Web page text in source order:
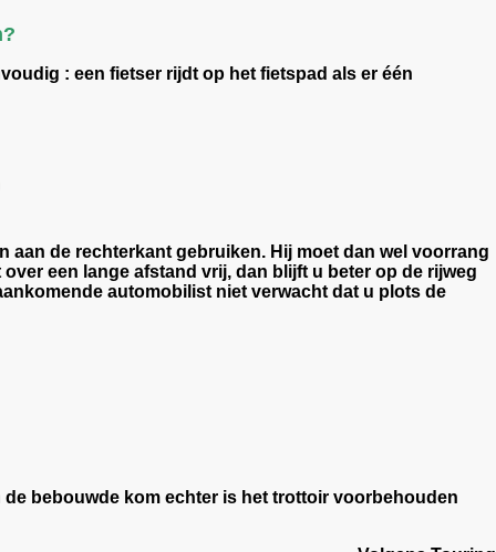
: een fietser rijdt op het fietspad als er één
aan de rechterkant gebruiken. Hij moet dan wel voorrang
een lange afstand vrij, dan blijft u beter op de rijweg
automobilist niet verwacht dat u plots de
bebouwde kom echter is het trottoir voorbehouden